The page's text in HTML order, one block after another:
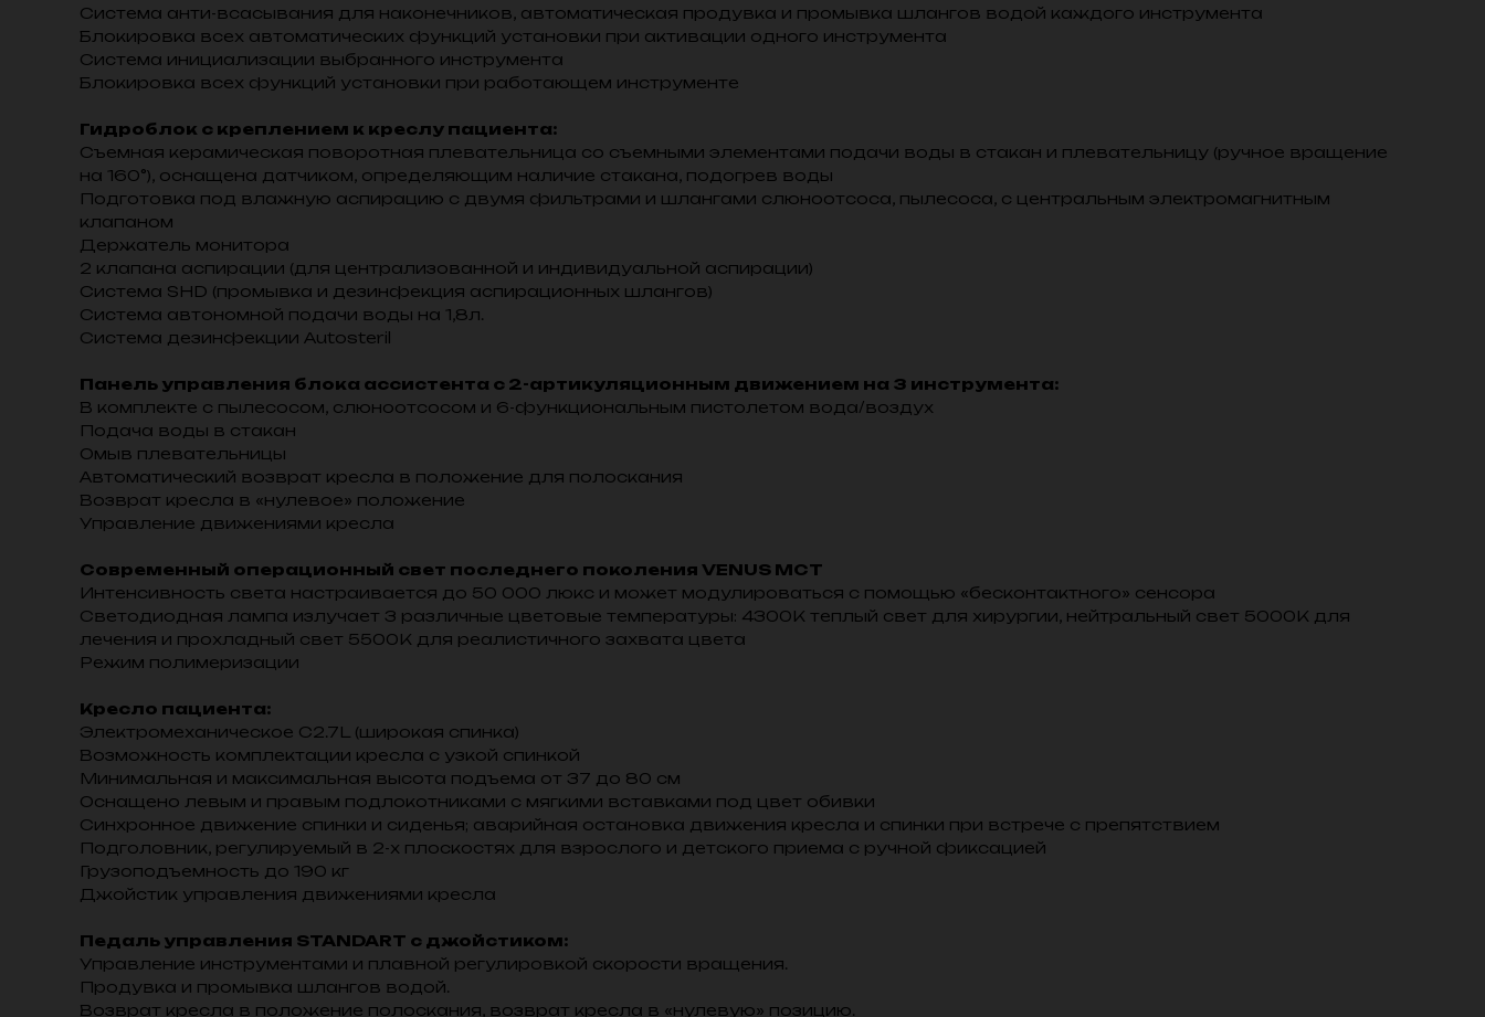
Система анти-всасывания для наконечников, автоматическая продувка и промывка шлангов водой каждого инструмента
Блокировка всех автоматических функций установки при активации одного инструмента
Система инициализации выбранного инструмента
Блокировка всех функций установки при работающем инструменте
Гидроблок с креплением к креслу пациента:
Съемная керамическая поворотная плевательница со съемными элементами подачи воды в стакан и плевательницу (ручное вращение
на 160°), оснащена датчиком, определяющим наличие стакана, подогрев воды
Подготовка под влажную аспирацию с двумя фильтрами и шлангами слюноотсоса, пылесоса, с центральным электромагнитным
клапаном
Держатель монитора
2 клапана аспирации (для централизованной и индивидуальной аспирации)
Система SHD (промывка и дезинфекция аспирационных шлангов)
Система автономной подачи воды на 1,8л.
Система дезинфекции Autosteril
Панель управления блока ассистента с 2-артикуляционным движением на 3 инструмента:
В комплекте с пылесосом, слюноотсосом и 6-функциональным пистолетом вода/воздух
Подача воды в стакан
Омыв плевательницы
Автоматический возврат кресла в положение для полоскания
Возврат кресла в «нулевое» положение
Управление движениями кресла
Современный операционный свет последнего поколения VENUS MCT
Интенсивность света настраивается до 50 000 люкс и может модулироваться с помощью «бесконтактного» сенсора
Светодиодная лампа излучает 3 различные цветовые температуры: 4300K теплый свет для хирургии, нейтральный свет 5000K для
лечения и прохладный свет 5500K для реалистичного захвата цвета
Режим полимеризации
Кресло пациента:
Электромеханическое C2.7L (широкая спинка)
Возможность комплектации кресла с узкой спинкой
Минимальная и максимальная высота подъема от 37 до 80 см
Оснащено левым и правым подлокотниками с мягкими вставками под цвет обивки
Синхронное движение спинки и сиденья; аварийная остановка движения кресла и спинки при встрече с препятствием
Подголовник, регулируемый в 2-х плоскостях для взрослого и детского приема с ручной фиксацией
Грузоподъемность до 190 кг
Джойстик управления движениями кресла
Педаль управления STANDART с джойстиком:
Управление инструментами и плавной регулировкой скорости вращения.
Продувка и промывка шлангов водой.
Возврат кресла в положение полоскания, возврат кресла в «нулевую» позицию.